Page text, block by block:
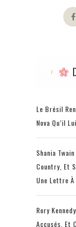
Le Brésil
Nova Qu’il
Shania
Country, Et
Une Lettre À
Rory
Accusés, Et